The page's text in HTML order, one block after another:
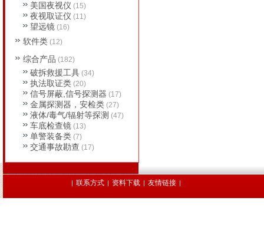
美国夜视仪 (15)
夜视取证仪 (11)
望远镜 (16)
软件类 (12)
综合产品 (182)
破拆救援工具 (34)
执法取证类 (20)
信号屏蔽,信号探测器 (17)
金属探测器，安检类 (27)
液体/毒气/辐射等探测 (47)
车底检查镜 (13)
单警装备类 (7)
交通事故勘查 (17)
| 联系方式 | 资料下载 | 友情链接 |